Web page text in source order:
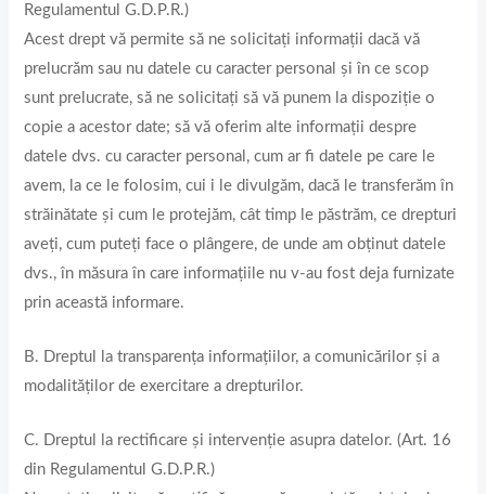
Regulamentul G.D.P.R.)
Acest drept vă permite să ne solicitați informații dacă vă
prelucrăm sau nu datele cu caracter personal și în ce scop
sunt prelucrate, să ne solicitați să vă punem la dispoziție o
copie a acestor date; să vă oferim alte informații despre
datele dvs. cu caracter personal, cum ar fi datele pe care le
avem, la ce le folosim, cui i le divulgăm, dacă le transferăm în
străinătate și cum le protejăm, cât timp le păstrăm, ce drepturi
aveți, cum puteți face o plângere, de unde am obținut datele
dvs., în măsura în care informațiile nu v-au fost deja furnizate
prin această informare.
B. Dreptul la transparența informațiilor, a comunicărilor și a
modalităților de exercitare a drepturilor.
C. Dreptul la rectificare și intervenție asupra datelor. (Art. 16
din Regulamentul G.D.P.R.)